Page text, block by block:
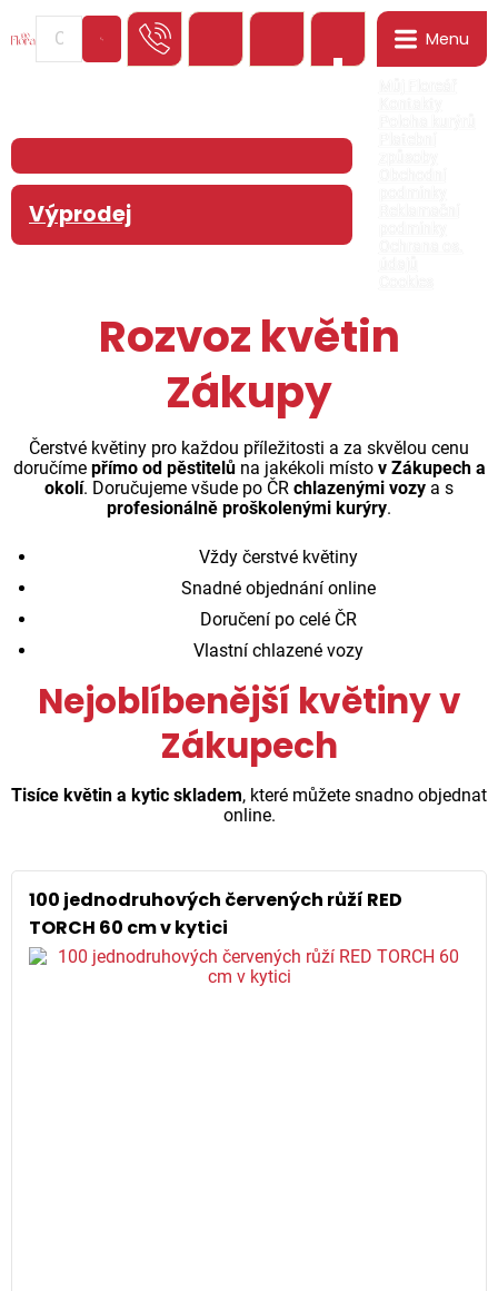
Menu
Výprodej
Rozvoz květin
Zákupy
Čerstvé květiny pro každou příležitosti a za skvělou cenu
doručíme přímo od pěstitelůna jakékoli místo v Zákupech a
okolí. Doručujeme všude po ČR chlazenými vozy a s
profesionálně proškolenými kurýry.
Vždy čerstvé květiny
Snadné objednání online
Doručení po celé ČR
Vlastní chlazené vozy
Nejoblíbenější květiny v
Zákupech
Tisíce květin a kytic skladem, které můžete snadno objednat
online.
100 jednodruhových červených růží RED
TORCH 60 cm v kytici